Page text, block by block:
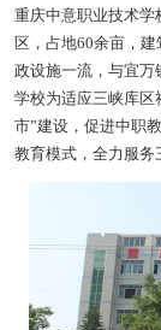
重庆中意职业技术学
区，占地60余亩，
政设施一流，与宜万
学校为适应三峡库区
市”建设，促进中职
教育模式，全力服务